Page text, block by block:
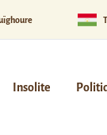
Insolite